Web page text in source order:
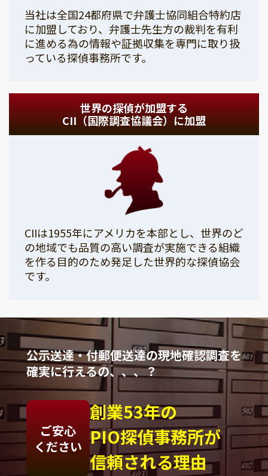
当社は全国24都府県で弁護士協同組合特約店
に加盟しており、弁護士先生方の裁判を有利
に進める為の情報や証拠収集を専門に取り扱
っている探偵事務所です。
世界の探偵が加盟する
CII（国際調査協議会）に加盟
CIIは1955年にアメリカを本部とし、世界のど
の地域でも品質の高い調査が実施できる組織
を作る目的のため発足した世界的な探偵協会
です。
公示送達・付郵便送達の現地確認調査を
確実に行えるの、、、？
ご安心
ください
創業53年の
PIO探偵事務所が
信頼される理由